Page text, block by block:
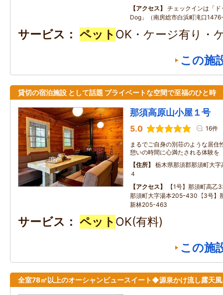
アクセス
チェックインは「
Dog」（南房総市白浜町滝口
サービス ペット OK・ケージ有り・
この施
貸切の宿泊施設 として話題 プライベートな空間で至福のひと時
那須高原山小屋１号
5.0 16件
まるでご自身の別荘のような居住
憩いの時間に心満たされる体験を
住所
栃木県那須郡那須町大
４
アクセス
【1号】那須町高
那須町大字湯本205ｰ430【3号】
新林205-463
サービス ペット OK(有料)
この施
全室78㎡以上のオーシャンビュースイート◆源泉かけ流し露天